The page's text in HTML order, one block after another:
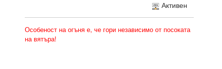
Активен
Особеност на огъня е, че гори независимо от посоката
на вятъра!